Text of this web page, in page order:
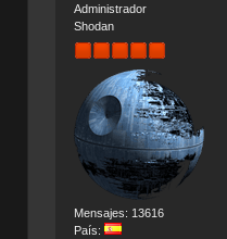
Administrador
Shodan
Mensajes: 13616
País: